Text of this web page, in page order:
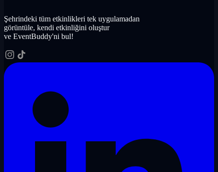
Şehrindeki tüm etkinlikleri tek uygulamadan
görüntüle, kendi etkinliğini oluştur
ve EventBuddy'ni bul!